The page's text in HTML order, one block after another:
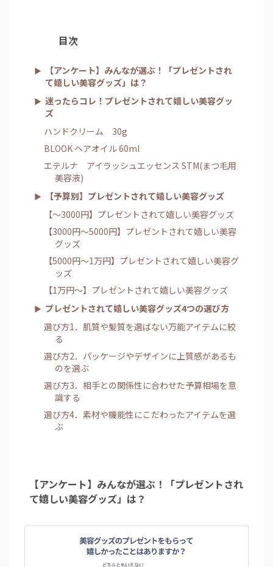
目次
【アンケート】みんなが選ぶ！「プレゼントされ
て嬉しい美容グッズ」は？
迷ったらコレ！プレゼントされて嬉しい美容グッ
ズ
ハンドクリーム 30g
BLOOK ヘアオイル 60ml
エテルナ アイラッシュエッセンス STM(まつ毛用
美容液)
【予算別】プレゼントされて嬉しい美容グッズ
【～3000円】プレゼントされて嬉しい美容グッズ
【3000円～5000円】プレゼントされて嬉しい美容
グッズ
【5000円～1万円】プレゼントされて嬉しい美容グ
ッズ
【1万円～】プレゼントされて嬉しい美容グッズ
プレゼントされて嬉しい美容グッズ4つの選び方
選び方1．肌質や髪質を選ばない万能アイテムに絞
る
選び方2．パッケージやデザインに上質感があるも
のを選ぶ
選び方3．相手との関係性に合わせた予算相場を意
識する
選び方4．素材や機能性にこだわったアイテムを選
ぶ
【アンケート】みんなが選ぶ！「プレゼントされ
て嬉しい美容グッズ」は？